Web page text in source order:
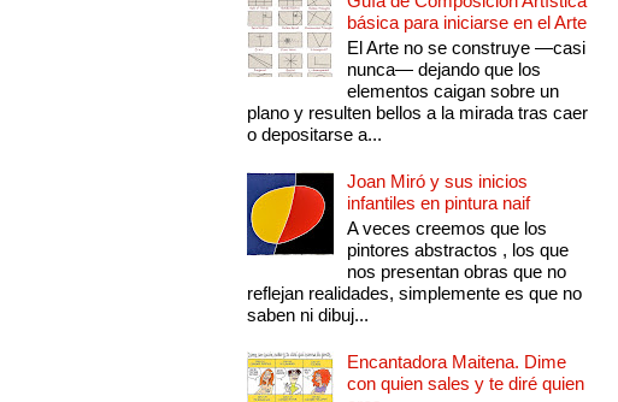
básica para iniciarse en el Arte
El Arte no se construye —casi
nunca— dejando que los
elementos caigan sobre un
plano y resulten bellos a la mirada tras caer
o depositarse a...
Joan Miró y sus inicios
infantiles en pintura naif
A veces creemos que los
pintores abstractos , los que
nos presentan obras que no
reflejan realidades, simplemente es que no
saben ni dibuj...
Encantadora Maitena. Dime
con quien sales y te diré quien